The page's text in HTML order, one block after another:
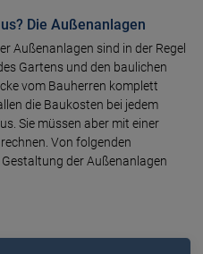
Die Außenanlagen
Außenanlagen sind in der Regel
Gartens und den baulichen
vom Bauherren komplett
die Baukosten bei jedem
Sie müssen aber mit einer
Von folgenden
der Außenanlagen